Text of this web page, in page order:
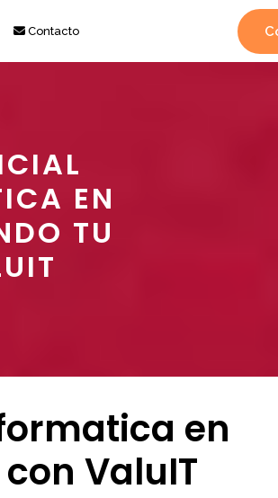
Contacto
EN
TU
en
ValuIT